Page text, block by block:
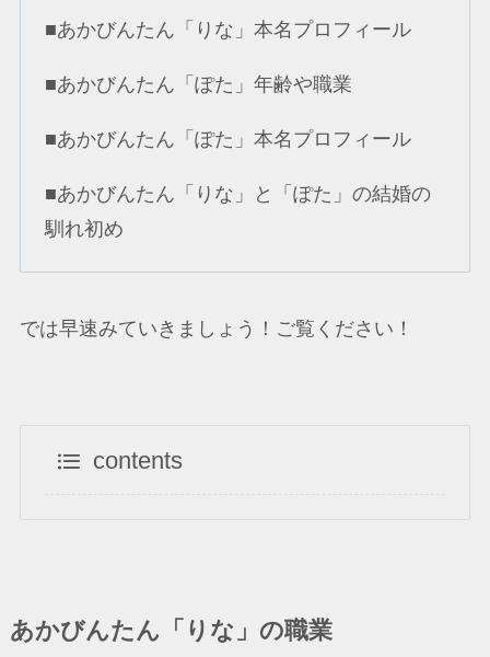
■あかびんたん「りな」本名プロフィール
■あかびんたん「ぽた」年齢や職業
■あかびんたん「ぽた」本名プロフィール
■あかびんたん「りな」と「ぽた」の結婚の
馴れ初め
では早速みていきましょう！ご覧ください！
contents
あかびんたん「りな」の職業